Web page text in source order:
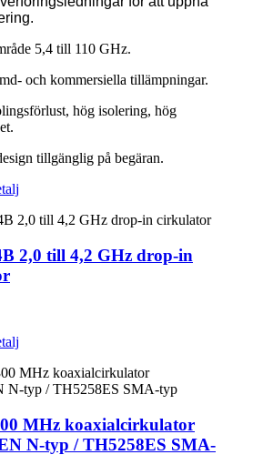
5,4 till 110 GHz.
och kommersiella tillämpningar.
hög isolering, hög
tillgänglig på begäran.
2,0 till 4,2 GHz drop-in
MHz koaxialcirkulator
N-typ / TH5258ES SMA-